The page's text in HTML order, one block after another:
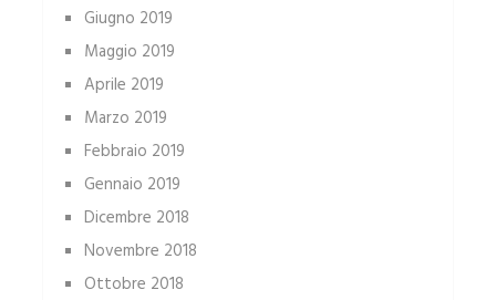
Giugno 2019
Maggio 2019
Aprile 2019
Marzo 2019
Febbraio 2019
Gennaio 2019
Dicembre 2018
Novembre 2018
Ottobre 2018